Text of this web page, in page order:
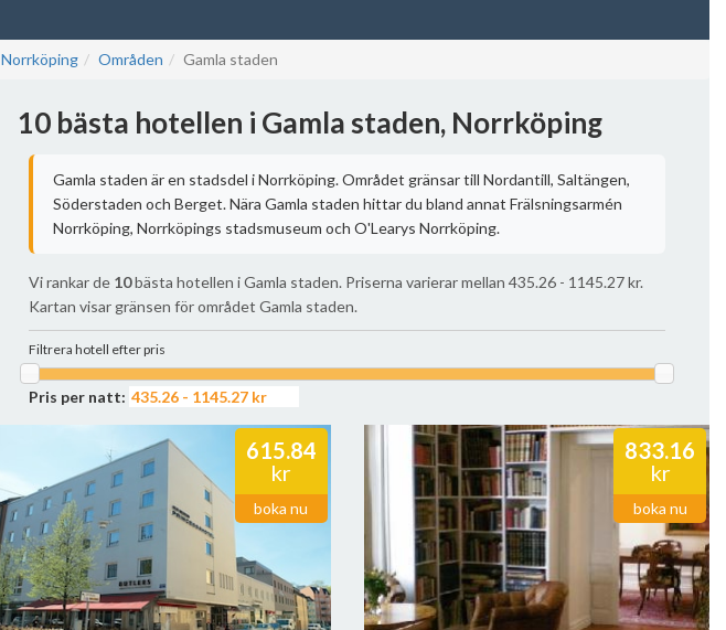
Norrköping Områden Gamla staden
10 bästa hotellen i Gamla staden, Norrköping
Gamla staden är en stadsdel i Norrköping. Området gränsar till Nordantill, Saltängen,
Söderstaden och Berget. Nära Gamla staden hittar du bland annat Frälsningsarmén
Norrköping, Norrköpings stadsmuseum och O'Learys Norrköping.
Vi rankar de 10bästa hotellen i Gamla staden. Priserna varierar mellan 435.26 - 1145.27 kr.
Kartan visar gränsen för området Gamla staden.
Filtrera hotell efter pris
Pris per natt:
615.84
kr
boka nu
833.16
kr
boka nu